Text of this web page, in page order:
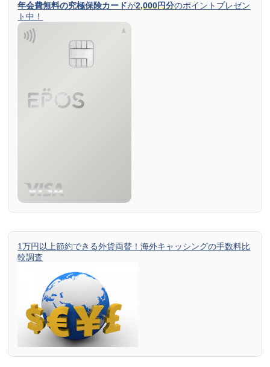
年会費無料の究極保険カードが2,000円分のポイントプレゼン
ト中！
1万円以上節約できる外貨両替！海外キャッシングの手数料比
較調査